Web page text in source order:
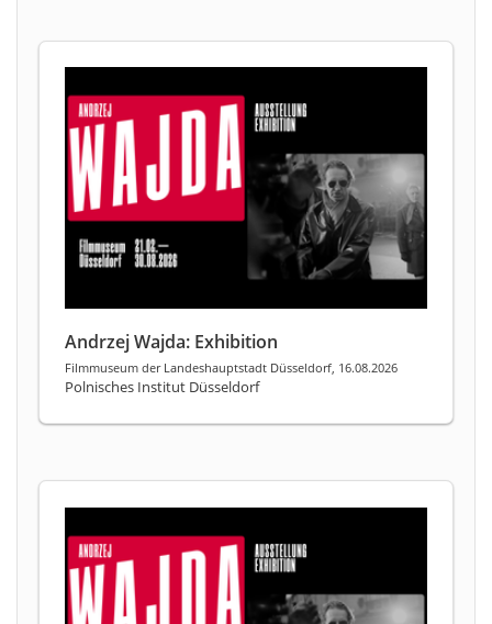
Andrzej Wajda: Exhibition
Filmmuseum der Landeshauptstadt Düsseldorf, 16.08.2026
Polnisches Institut Düsseldorf